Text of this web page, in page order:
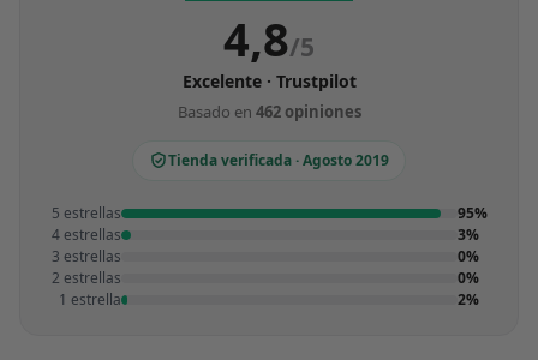
4,8/5
Excelente · Trustpilot
Basado en 462 opiniones
Tienda verificada · Agosto 2019
5 estrellas
95%
4 estrellas
3%
3 estrellas
0%
2 estrellas
0%
1 estrella
2%